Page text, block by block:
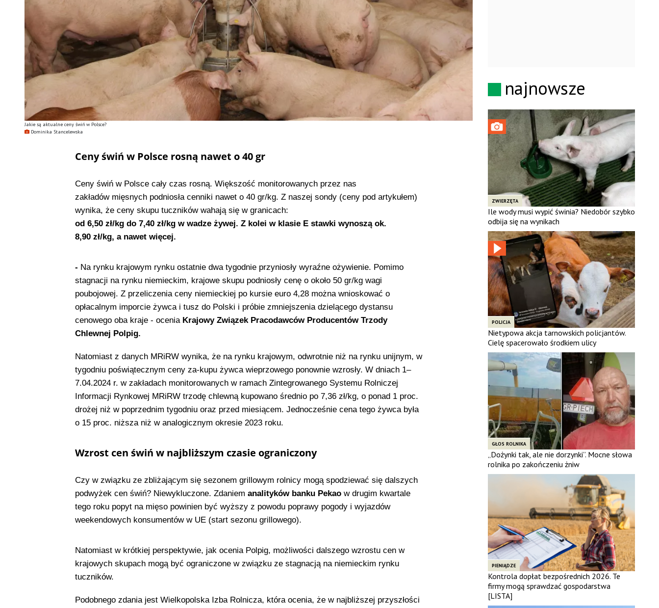
Jakie są aktualne ceny świń w Polsce?
Dominika Stancelewska
Ceny świń w Polsce rosną nawet o 40 gr
Ceny świń w Polsce cały czas rosną. Większość monitorowanych przez nas
zakładów mięsnych podniosła cenniki nawet o 40 gr/kg. Z naszej sondy (ceny pod artykułem)
wynika, że ceny skupu tuczników wahają się w granicach:
od 6,50 zł/kg do 7,40 zł/kg w wadze żywej. Z kolei w klasie E stawki wynoszą ok.
8,90 zł/kg, a nawet więcej.
- Na rynku krajowym rynku ostatnie dwa tygodnie przyniosły wyraźne ożywienie. Pomimo
stagnacji na rynku niemieckim, krajowe skupu podniosły cenę o około 50 gr/kg wagi
poubojowej. Z przeliczenia ceny niemieckiej po kursie euro 4,28 można wnioskować o
opłacalnym imporcie żywca i tusz do Polski i próbie zmniejszenia dzielącego dystansu
cenowego oba kraje - ocenia Krajowy Związek Pracodawców Producentów Trzody
Chlewnej Polpig.
Natomiast z danych MRiRW wynika, że na rynku krajowym, odwrotnie niż na rynku unijnym, w
tygodniu poświątecznym ceny za-kupu żywca wieprzowego ponownie wzrosły. W dniach 1–
7.04.2024 r. w zakładach monitorowanych w ramach Zintegrowanego Systemu Rolniczej
Informacji Rynkowej MRiRW trzodę chlewną kupowano średnio po 7,36 zł/kg, o ponad 1 proc.
drożej niż w poprzednim tygodniu oraz przed miesiącem. Jednocześnie cena tego żywca była
o 15 proc. niższa niż w analogicznym okresie 2023 roku.
Wzrost cen świń w najbliższym czasie ograniczony
Czy w związku ze zbliżającym się sezonem grillowym rolnicy mogą spodziewać się dalszych
podwyżek cen świń? Niewykluczone. Zdaniem ​ analityków banku Pekao w drugim kwartale
tego roku popyt na mięso powinien być wyższy z powodu poprawy pogody i wyjazdów
weekendowych konsumentów w UE (start sezonu grillowego).
Natomiast w krótkiej perspektywie, jak ocenia Polpig, możliwości dalszego wzrostu cen w
krajowych skupach mogą być ograniczone w związku ze stagnacją na niemieckim rynku
tuczników.
Podobnego zdania jest Wielkopolska Izba Rolnicza, która ocenia, że w najbliższej przyszłości
najnowsze
ZWIERZĘTA
Ile wody musi wypić świnia? Niedobór szybko
odbija się na wynikach
POLICJA
Nietypowa akcja tarnowskich policjantów.
Cielę spacerowało środkiem ulicy
GŁOS ROLNIKA
„Dożynki tak, ale nie dorzynki”. Mocne słowa
rolnika po zakończeniu żniw
PIENIĄDZE
Kontrola dopłat bezpośrednich 2026. Te
firmy mogą sprawdzać gospodarstwa
[LISTA]